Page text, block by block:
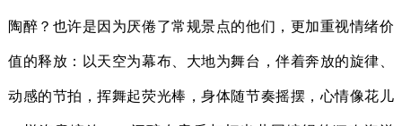
陶醉？也许是因为厌倦了常规景点的他们，更加重视情绪价
值的释放：以天空为幕布、大地为舞台，伴着奔放的旋律、
动感的节拍，挥舞起荧光棒，身体随节奏摇摆，心情像花儿